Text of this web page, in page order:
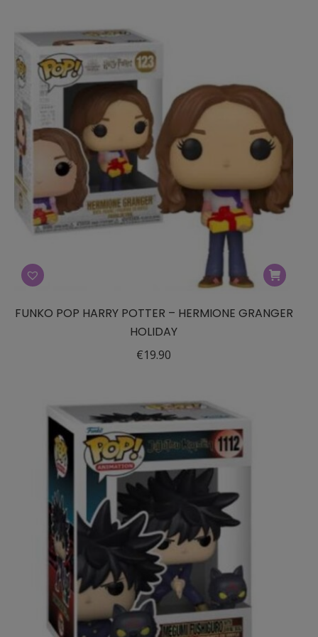
FUNKO POP HARRY POTTER – HERMIONE GRANGER
HOLIDAY
€19.90